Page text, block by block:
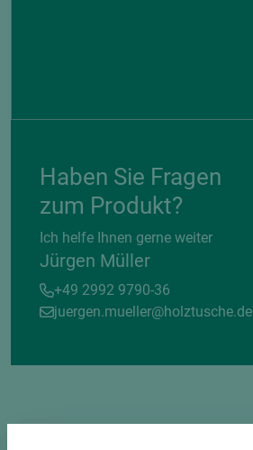
Haben Sie Fragen
zum Produkt?
Ich helfe Ihnen gerne weiter
Jürgen Müller
+49 2992 9790-36
juergen.mueller@holztusche.de